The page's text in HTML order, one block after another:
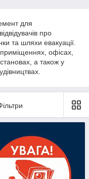
для
про
та шляхи евакуації.
офісах,
а також у